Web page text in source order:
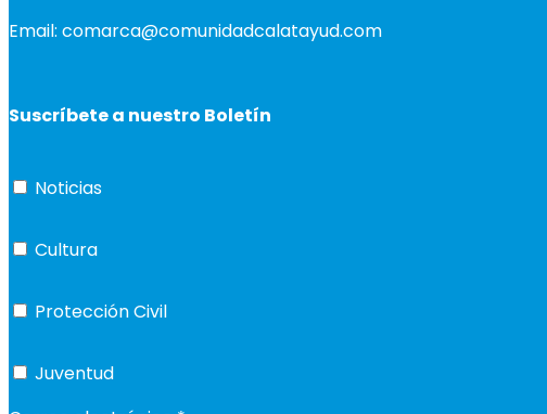
Email: comarca@comunidadcalatayud.com
Suscríbete a nuestro Boletín
Noticias
Cultura
Protección Civil
Juventud